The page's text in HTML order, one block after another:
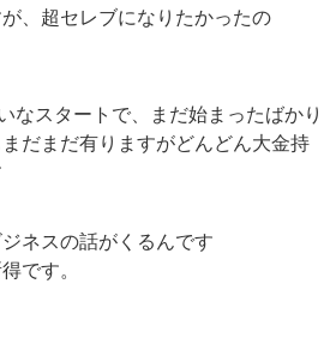
、超セレブになりたかったの
なスタートで、まだ始まったばかり
だまだ有りますがどんどん大金持
ネスの話がくるんです
です。